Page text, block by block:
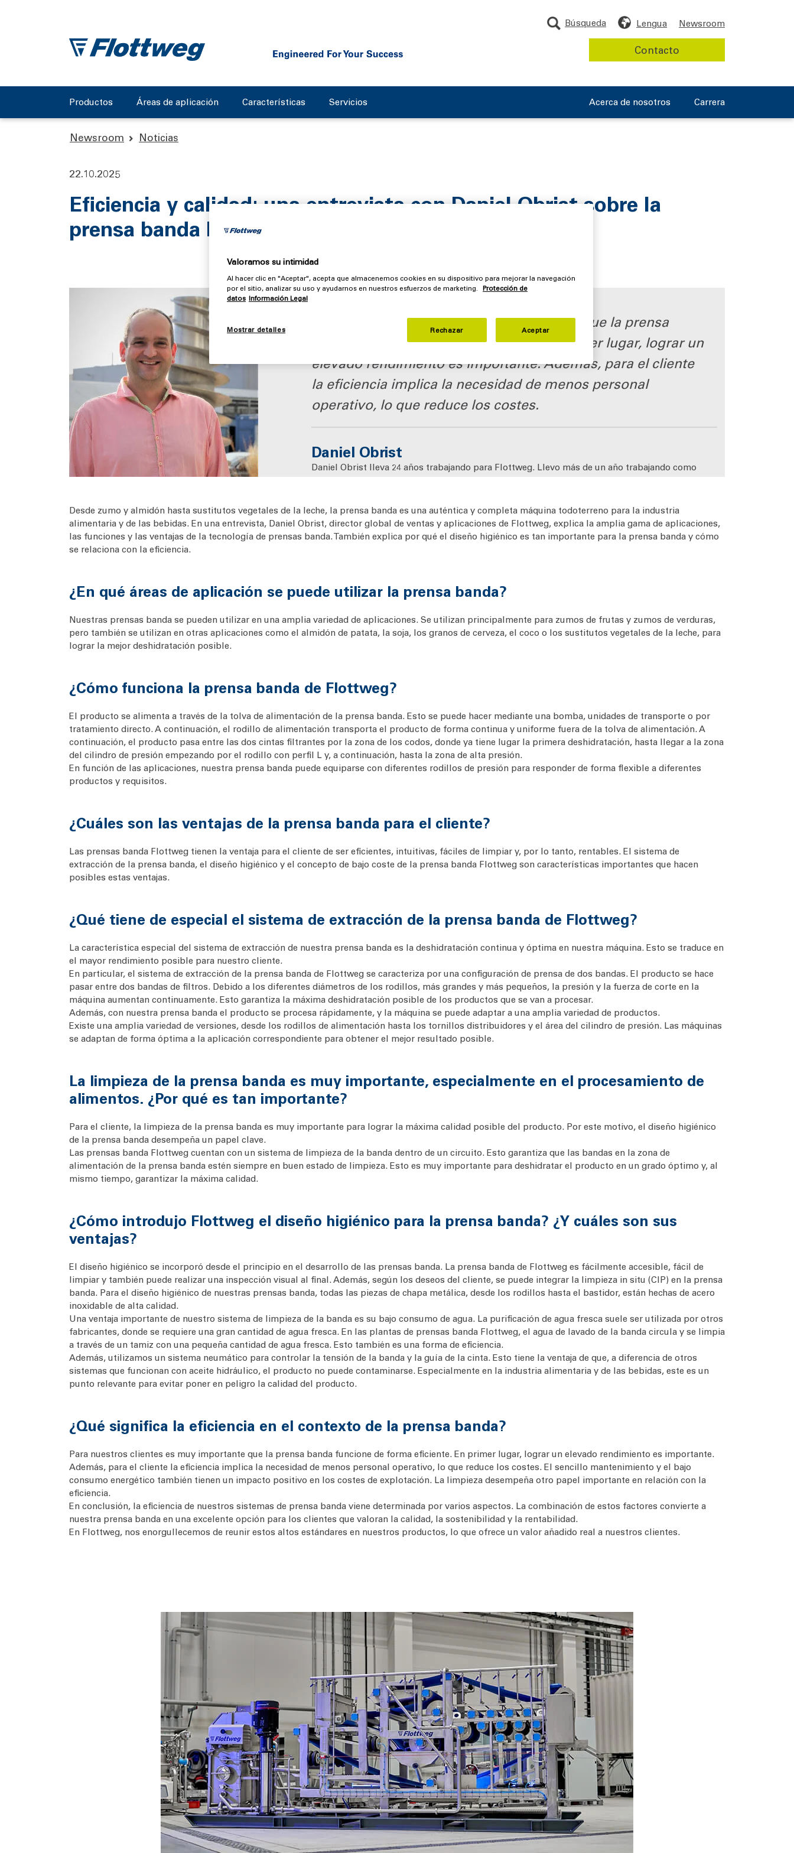
Productos Áreas de aplicación Características Servicios Carrera
Acerca de nosotros
Lengua Newsroom
Búsqueda
Contacto
Newsroom Noticias
22.10.2025
Eficiencia y calidad: una entrevista con Daniel Obrist sobre la
prensa banda Flottweg
Para nuestros clientes es muy importante que la prensa
banda funcione de forma eficiente. En primer lugar, lograr un
elevado rendimiento es importante. Además, para el cliente
la eficiencia implica la necesidad de menos personal
operativo, lo que reduce los costes.
Daniel Obrist
Daniel Obrist lleva 24 años trabajando para Flottweg. Llevo más de un año trabajando como
Desde zumo y almidón hasta sustitutos vegetales de la leche, la prensa banda es una auténtica y completa máquina todoterreno para la industria
alimentaria y de las bebidas. En una entrevista, Daniel Obrist, director global de ventas y aplicaciones de Flottweg, explica la amplia gama de aplicaciones,
las funciones y las ventajas de la tecnología de prensas banda. También explica por qué el diseño higiénico es tan importante para la prensa banda y cómo
se relaciona con la eficiencia.
¿En qué áreas de aplicación se puede utilizar la prensa banda?
Nuestras prensas banda se pueden utilizar en una amplia variedad de aplicaciones. Se utilizan principalmente para zumos de frutas y zumos de verduras,
pero también se utilizan en otras aplicaciones como el almidón de patata, la soja, los granos de cerveza, el coco o los sustitutos vegetales de la leche, para
lograr la mejor deshidratación posible.
¿Cómo funciona la prensa banda de Flottweg?
El producto se alimenta a través de la tolva de alimentación de la prensa banda. Esto se puede hacer mediante una bomba, unidades de transporte o por
tratamiento directo. A continuación, el rodillo de alimentación transporta el producto de forma continua y uniforme fuera de la tolva de alimentación. A
continuación, el producto pasa entre las dos cintas filtrantes por la zona de los codos, donde ya tiene lugar la primera deshidratación, hasta llegar a la zona
del cilindro de presión empezando por el rodillo con perfil L y, a continuación, hasta la zona de alta presión.
En función de las aplicaciones, nuestra prensa banda puede equiparse con diferentes rodillos de presión para responder de forma flexible a diferentes
productos y requisitos.
¿Cuáles son las ventajas de la prensa banda para el cliente?
Las prensas banda Flottweg tienen la ventaja para el cliente de ser eficientes, intuitivas, fáciles de limpiar y, por lo tanto, rentables. El sistema de
extracción de la prensa banda, el diseño higiénico y el concepto de bajo coste de la prensa banda Flottweg son características importantes que hacen
posibles estas ventajas.
¿Qué tiene de especial el sistema de extracción de la prensa banda de Flottweg?
La característica especial del sistema de extracción de nuestra prensa banda es la deshidratación continua y óptima en nuestra máquina. Esto se traduce en
el mayor rendimiento posible para nuestro cliente.
En particular, el sistema de extracción de la prensa banda de Flottweg se caracteriza por una configuración de prensa de dos bandas. El producto se hace
pasar entre dos bandas de filtros. Debido a los diferentes diámetros de los rodillos, más grandes y más pequeños, la presión y la fuerza de corte en la
máquina aumentan continuamente. Esto garantiza la máxima deshidratación posible de los productos que se van a procesar.
Además, con nuestra prensa banda el producto se procesa rápidamente, y la máquina se puede adaptar a una amplia variedad de productos.
Existe una amplia variedad de versiones, desde los rodillos de alimentación hasta los tornillos distribuidores y el área del cilindro de presión. Las máquinas
se adaptan de forma óptima a la aplicación correspondiente para obtener el mejor resultado posible.
La limpieza de la prensa banda es muy importante, especialmente en el procesamiento de
alimentos. ¿Por qué es tan importante?
Para el cliente, la limpieza de la prensa banda es muy importante para lograr la máxima calidad posible del producto. Por este motivo, el diseño higiénico
de la prensa banda desempeña un papel clave.
Las prensas banda Flottweg cuentan con un sistema de limpieza de la banda dentro de un circuito. Esto garantiza que las bandas en la zona de
alimentación de la prensa banda estén siempre en buen estado de limpieza. Esto es muy importante para deshidratar el producto en un grado óptimo y, al
mismo tiempo, garantizar la máxima calidad.
¿Cómo introdujo Flottweg el diseño higiénico para la prensa banda? ¿Y cuáles son sus
ventajas?
El diseño higiénico se incorporó desde el principio en el desarrollo de las prensas banda. La prensa banda de Flottweg es fácilmente accesible, fácil de
limpiar y también puede realizar una inspección visual al final. Además, según los deseos del cliente, se puede integrar la limpieza in situ (CIP) en la prensa
banda. Para el diseño higiénico de nuestras prensas banda, todas las piezas de chapa metálica, desde los rodillos hasta el bastidor, están hechas de acero
inoxidable de alta calidad.
Una ventaja importante de nuestro sistema de limpieza de la banda es su bajo consumo de agua. La purificación de agua fresca suele ser utilizada por otros
fabricantes, donde se requiere una gran cantidad de agua fresca. En las plantas de prensas banda Flottweg, el agua de lavado de la banda circula y se limpia
a través de un tamiz con una pequeña cantidad de agua fresca. Esto también es una forma de eficiencia.
Además, utilizamos un sistema neumático para controlar la tensión de la banda y la guía de la cinta. Esto tiene la ventaja de que, a diferencia de otros
sistemas que funcionan con aceite hidráulico, el producto no puede contaminarse. Especialmente en la industria alimentaria y de las bebidas, este es un
punto relevante para evitar poner en peligro la calidad del producto.
¿Qué significa la eficiencia en el contexto de la prensa banda?
Para nuestros clientes es muy importante que la prensa banda funcione de forma eficiente. En primer lugar, lograr un elevado rendimiento es importante.
Además, para el cliente la eficiencia implica la necesidad de menos personal operativo, lo que reduce los costes. El sencillo mantenimiento y el bajo
consumo energético también tienen un impacto positivo en los costes de explotación. La limpieza desempeña otro papel importante en relación con la
eficiencia.
En conclusión, la eficiencia de nuestros sistemas de prensa banda viene determinada por varios aspectos. La combinación de estos factores convierte a
nuestra prensa banda en una excelente opción para los clientes que valoran la calidad, la sostenibilidad y la rentabilidad.
En Flottweg, nos enorgullecemos de reunir estos altos estándares en nuestros productos, lo que ofrece un valor añadido real a nuestros clientes.
Valoramos su intimidad
Al hacer clic en "Aceptar", acepta que almacenemos cookies en su dispositivo para mejorar la navegación
por el sitio, analizar su uso y ayudarnos en nuestros esfuerzos de marketing. Protección de
datos Información Legal
Mostrar detalles Rechazar Aceptar